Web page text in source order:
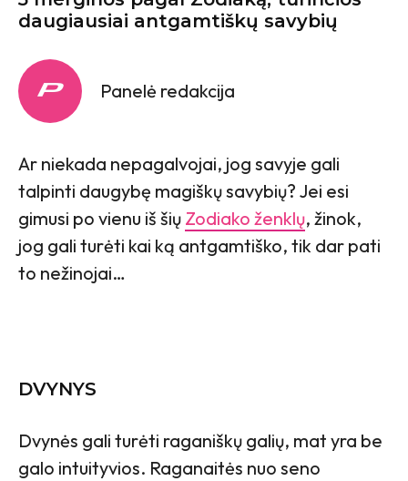
daugiausiai antgamtiškų savybių
Panelė redakcija
Ar niekada nepagalvojai, jog savyje gali
talpinti daugybę magiškų savybių? Jei esi
gimusi po vienu iš šių Zodiako ženklų, žinok,
jog gali turėti kai ką antgamtiško, tik dar pati
to nežinojai…
DVYNYS
Dvynės gali turėti raganiškų galių, mat yra be
galo intuityvios. Raganaitės nuo seno